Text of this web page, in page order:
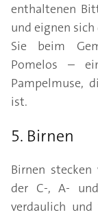
enthaltenen
und eignen
Sie beim
Pomelos –
Pampelmuse,
ist.
5. Birnen
Birnen
der C-, A-
verdaulich und